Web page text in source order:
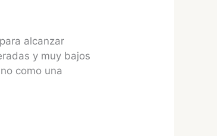
alcanzar
y muy bajos
como una